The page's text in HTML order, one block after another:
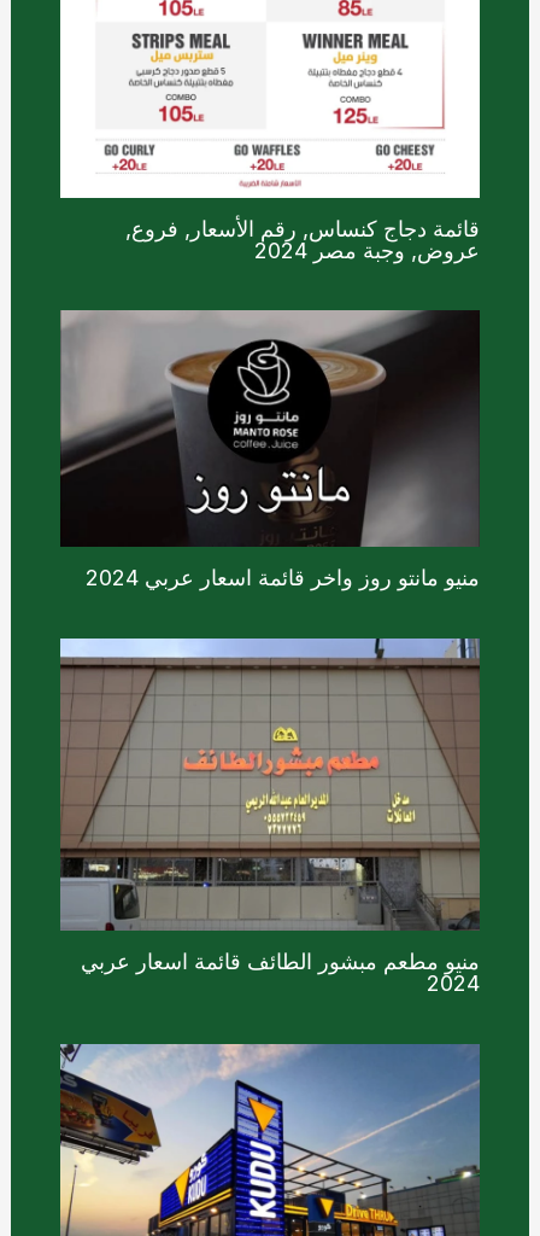
قائمة دجاج كنساس, رقم الأسعار, فروع,
عروض, وجبة مصر 2024
منيو مانتو روز واخر قائمة اسعار عربي 2024
منيو مطعم مبشور الطائف قائمة اسعار عربي
2024